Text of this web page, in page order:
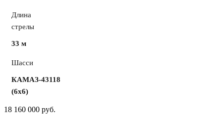
Длина
стрелы
33 м
Шасси
КАМАЗ-43118
(6х6)
18 160 000 pуб.